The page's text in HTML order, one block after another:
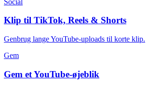
Klip til TikTok, Reels & Shorts
Genbrug lange YouTube-uploads til korte klip.
Gem
Gem et YouTube-øjeblik